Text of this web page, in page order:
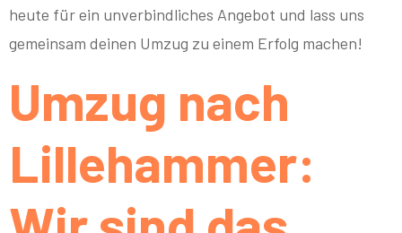
heute für ein unverbindliches Angebot und lass uns
gemeinsam deinen Umzug zu einem Erfolg machen!
Umzug nach
Lillehammer: